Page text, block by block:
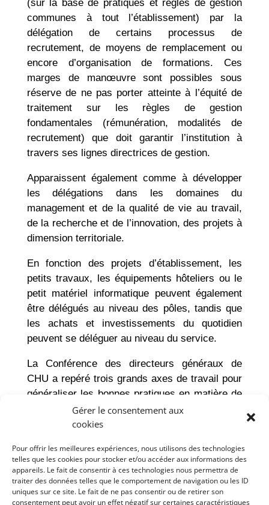
Gérer le consentement aux
cookies
Pour offrir les meilleures expériences, nous utilisons des technologies
telles que les cookies pour stocker et/ou accéder aux informations des
appareils. Le fait de consentir à ces technologies nous permettra de
traiter des données telles que le comportement de navigation ou les ID
uniques sur ce site. Le fait de ne pas consentir ou de retirer son
consentement peut avoir un effet négatif sur certaines caractéristiques
(sur la base de pratiques et règles de gestion
communes à tout l’établissement) par la
délégation de certains processus de
recrutement, de moyens de remplacement ou
encore d’organisation de formations. Ces
marges de manœuvre sont possibles sous
réserve de ne pas porter atteinte à l’équité de
traitement sur les règles de gestion
fondamentales (rémunération, modalités de
recrutement) que doit garantir l’institution à
travers ses lignes directrices de gestion.
Apparaissent également comme à développer
les délégations dans les domaines du
management et de la qualité de vie au travail,
de la recherche et de l’innovation, des projets à
dimension territoriale.
En fonction des projets d’établissement, les
petits travaux, les équipements hôteliers ou le
petit matériel informatique peuvent également
être délégués au niveau des pôles, tandis que
les achats et investissements du quotidien
peuvent se déléguer au niveau du service.
La Conférence des directeurs généraux de
CHU a repéré trois grands axes de travail pour
généraliser les bonnes pratiques en matière de
délégation de gestion et de simplification du
processus de décision dans les CHU :
des outils d’appui aux pôles pour lutter contre
les irritants du quotidien ;
la pratique des « délégations d’enveloppes »
suivant des montants et des natures de